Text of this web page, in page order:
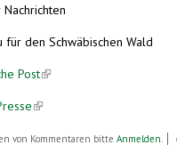
für den Schwäbischen Wald
Post(link is external)
(link is external)
von Kommentaren bitte Anmelden